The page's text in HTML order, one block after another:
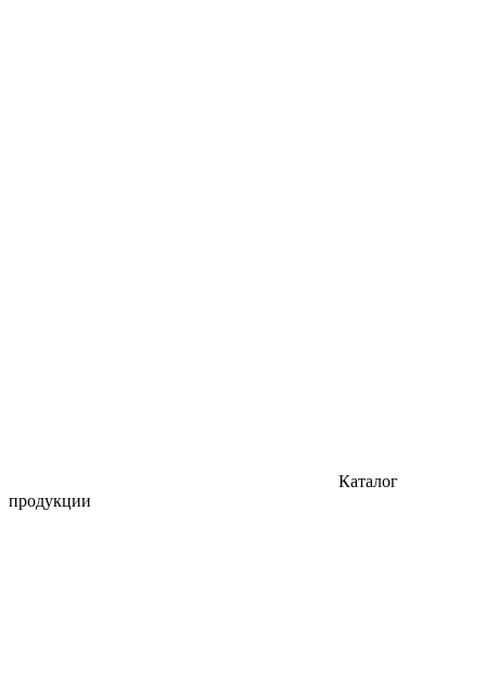
Каталог
продукции